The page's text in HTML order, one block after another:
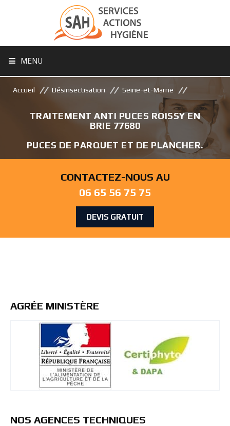
MENU
Accueil Désinsectisation Seine-et-Marne
TRAITEMENT ANTI PUCES ROISSY EN
BRIE 77680
PUCES DE PARQUET ET DE PLANCHER.
CONTACTEZ-NOUS AU
06 65 56 75 75
DEVIS GRATUIT
AGRÉE MINISTÈRE
NOS AGENCES TECHNIQUES